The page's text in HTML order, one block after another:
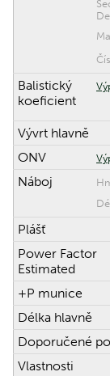
Balistický
koeficient
Vývrt hlavně
ONV
Náboj
Plášť
Power Factor
Estimated
+P munice
Délka hlavně
Doporučené
Vlastnosti